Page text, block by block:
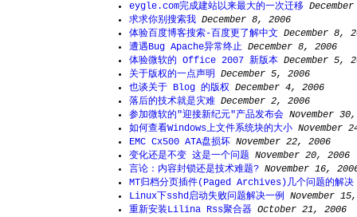
eygle.com完成建站以来最大的一次迁移
求求你别搜索我 December 8, 2006
体验百度博客搜索-百度更了解中文 December 8,
遭遇Bug Apache异常终止 December 8, 2006
体验微软的 Office 2007 新版本 December 5,
关于版权的一点声明
December 5, 2006
也谈关于 Blog 的版权 December 4, 2006
落后的技术就是灾难 December 2, 2006
参加微软的"迎接新纪元"产品发布会 November
如何查看Windows上文件系统块的大小 November
EMC Cx500 ATA盘损坏 November 22, 2006
变化还是不变 这是一个问题 November 20, 2006
言论：内容封锁还是技术难题? November 16,
MT归档分页插件(Paged Archives)几个问题的解决
Linux下sshd启动失败问题解决一例
November
重新安装Lilina Rss聚合器 October 21, 2006